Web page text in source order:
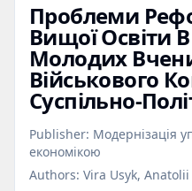
Проблеми
Вищої Освіти
Молодих
Військового
Publisher: Модернізація
економікою
Authors: Vira Usyk,